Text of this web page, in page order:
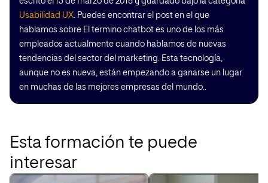
Usabilidad UX. Puedes encontrar el post en el que
hablamos sobre El termino chatbot es uno de los más
empleados actualmente cuando hablamos de nuevas
tendencias del sector del marketing. Esta tecnología,
aunque no es nueva, están empezando a ganarse un lugar
en muchas de las mejores empresas del mundo..
Esta formación te puede
interesar